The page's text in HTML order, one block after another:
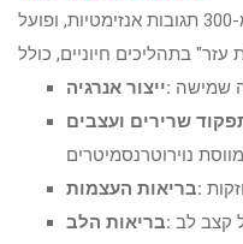
מגנזיום הוא קו-פקטור ביותר מ-300 תגובות אנזימטיות, ופועל
ייצור אנרגיה:
בריאות העצמות:
בריאות הלב: קצב לב